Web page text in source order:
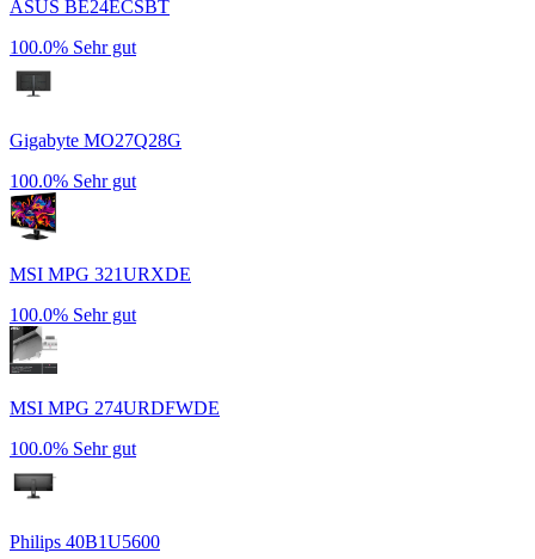
ASUS BE24ECSBT
100.0% Sehr gut
Gigabyte MO27Q28G
100.0% Sehr gut
MSI MPG 321URXDE
100.0% Sehr gut
MSI MPG 274URDFWDE
100.0% Sehr gut
Philips 40B1U5600